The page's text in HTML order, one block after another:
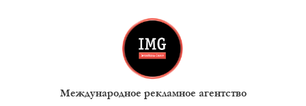
Международное рекламное агентство